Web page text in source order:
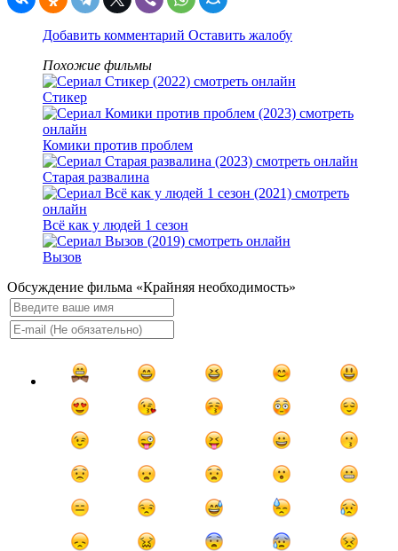
Добавить комментарий Оставить жалобу
Похожие фильмы
Стикер
Комики против проблем
Старая развалина
Всё как у людей 1 сезон
Вызов
Обсуждение фильма «Крайняя необходимость»